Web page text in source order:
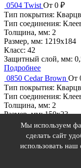
0504 Twist От 0 ₽
Тип покрытия:
Тип соединения:
Толщина, мм: 2
Размер, мм: 1219x184
Класс: 42
Защитный слой, мм:
Подробнее
0850 Cedar Brown От
Тип покрытия:
Тип соединения:
Толщина, мм: 2
Размер, мм: 150x23
Класс: 42
Защитный слой, мм:
Подробнее
0851 Bostonian Oak
Мы используем
сделать сайт
использовать наш